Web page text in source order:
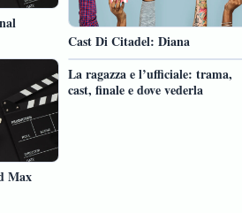
Cast Di Citadel: Diana
Max
La ragazza e l’ufficiale: trama,
cast, finale e dove vederla